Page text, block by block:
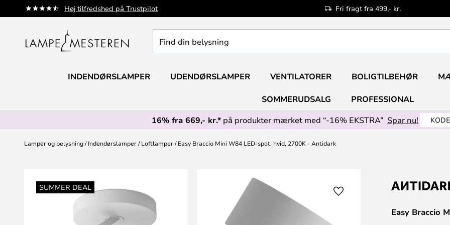
Høj tilfredshed på Trustpilot Fri fragt fra 499,- kr.
Skip
to
din
INDENDØRSLAMPER UDENDØRSLAMPER VENTILATORER BOLIGTILBEHØR
SOMMERUDSALG
PROFESSIONAL
16% fra 669,- kr.* på produkter mærket med “-16% EKSTRA” Spar nu!
Lamper og belysning Indendørslamper Loftlamper Easy Braccio Mini W84 LED-spot, hvid, 2700K - Antidark
SUMMER DEAL
Easy Braccio